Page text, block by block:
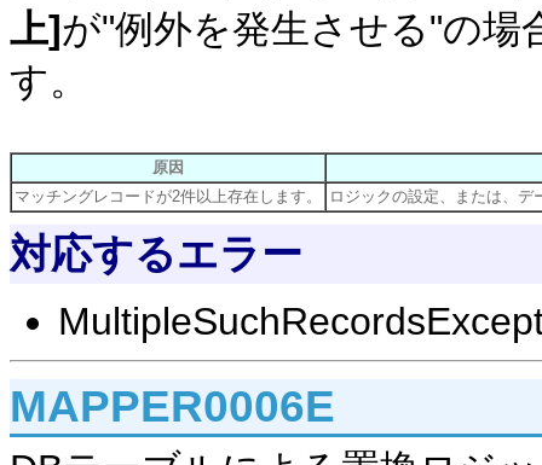
上]が"例外を発生させる"の
す。
原因
マッチングレコードが2件以上存在します。
ロジックの設定、または、
対応するエラー
MAPPER0006E